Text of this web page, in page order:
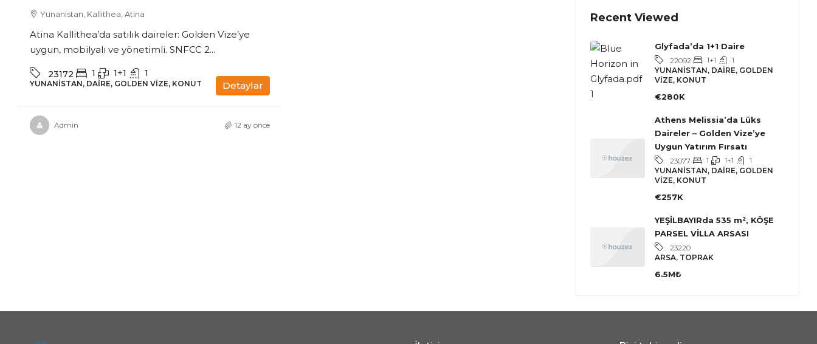
Yunanistan, Kallithea, Atina
Atina Kallithea’da satılık daireler: Golden Vize’ye
uygun, mobilyalı ve yönetimli. SNFCC 2...
23172 1 1+1 1
YUNANISTAN, DAIRE, GOLDEN VIZE, KONUT Detaylar
Admin 12 ay önce
Recent Viewed
Glyfada’da 1+1 Daire
22092 1+1
1
YUNANISTAN, DAIRE, GOLDEN
VIZE, KONUT
€280K
Athens Melissia’da Lüks
Daireler – Golden Vize’ye
Uygun Yatırım Fırsatı
23077 1 1+1
1
YUNANISTAN, DAIRE, GOLDEN
VIZE, KONUT
€257K
YEŞİLBAYIRda 535 m², KÖŞE
PARSEL VİLLA ARSASI
23220
ARSA, TOPRAK
6.5M₺